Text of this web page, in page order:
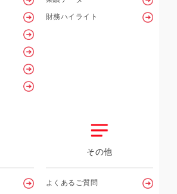
財務ハイライト
その他
よくあるご質問